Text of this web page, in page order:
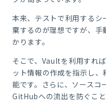
本来、テストで利用する
棄するのが理想ですが、手
かります。
そこで、Vaultを利用すれ
ット情報の作成を指示し
能です。さらに、ソースコ
GitHubへの流出を防ぐこと